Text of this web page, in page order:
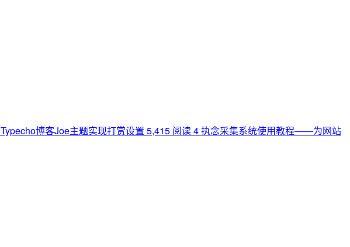
Typecho博客Joe主题实现打赏设置 5,415 阅读4执念采集系统使用教程——为网站